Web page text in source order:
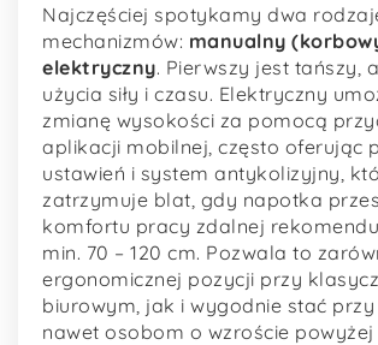
Najczęściej spotykamy dwa
mechanizmów: manu­alny
elektryczny. Pierwszy jest tańszy,
użycia siły i czasu. Elektryczny
zmianę wysokości za pomocą
aplikacji mobilnej, często oferując
ustawień i system antykolizyjny,
zatrzymuje blat, gdy napotka
komfortu pracy zdalnej
min. 70 – 120 cm. Pozwala to
ergonomicznej pozycji przy
biurowym, jak i wygodnie stać przy
nawet osobom o wzroście powyżej